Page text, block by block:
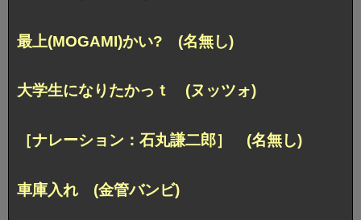
最上(MOGAMI)かい? (名無し)
大学生になりたかっｔ (ヌッツォ)
［ナレーション：石丸謙二郎］ (名無し)
車庫入れ (金管バンビ)